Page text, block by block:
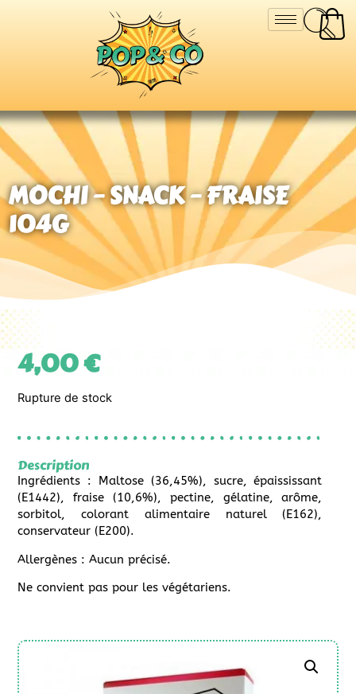
MOCHI – SNACK – FRAISE
104G
4,00€
Rupture de stock
Description
Ingrédients : Maltose (36,45%), sucre, épaississant
(E1442), fraise (10,6%), pectine, gélatine, arôme,
sorbitol, colorant alimentaire naturel (E162),
conservateur (E200).
Allergènes : Aucun précisé.
Ne convient pas pour les végétariens.